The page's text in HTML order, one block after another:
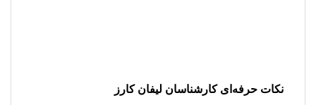
نکات حرفه‌ای کارشناسان لیفان کارز